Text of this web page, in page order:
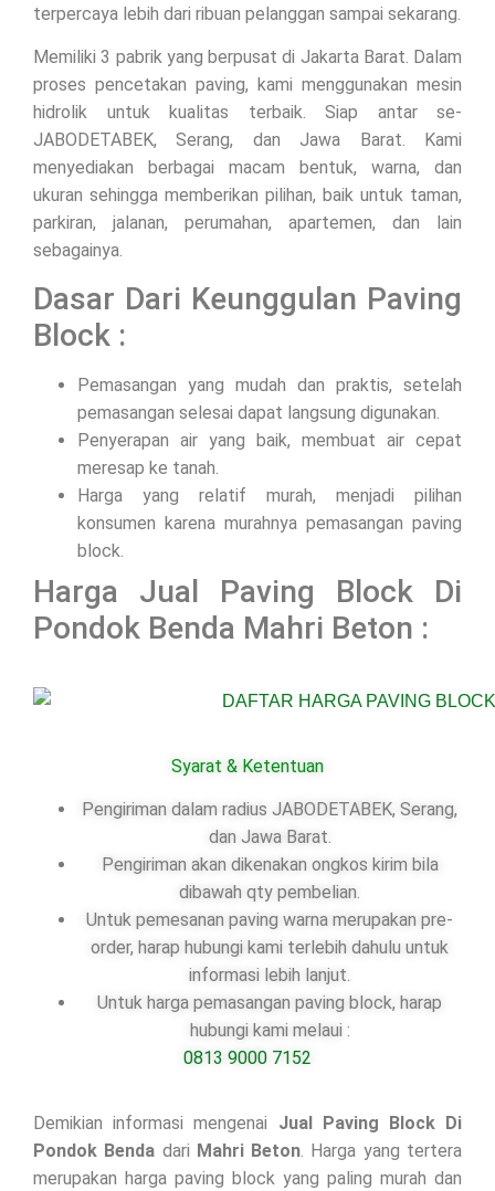
terpercaya lebih dari ribuan pelanggan sampai sekarang.
Memiliki 3 pabrik yang berpusat di Jakarta Barat. Dalam
proses pencetakan paving, kami menggunakan mesin
hidrolik untuk kualitas terbaik. Siap antar se-
JABODETABEK, Serang, dan Jawa Barat. Kami
menyediakan berbagai macam bentuk, warna, dan
ukuran sehingga memberikan pilihan, baik untuk taman,
parkiran, jalanan, perumahan, apartemen, dan lain
sebagainya.
Dasar Dari Keunggulan Paving
Block :
Pemasangan yang mudah dan praktis, setelah
pemasangan selesai dapat langsung digunakan.
Penyerapan air yang baik, membuat air cepat
meresap ke tanah.
Harga yang relatif murah, menjadi pilihan
konsumen karena murahnya pemasangan paving
block.
Harga Jual Paving Block Di
Pondok Benda Mahri Beton :
Syarat & Ketentuan
Pengiriman dalam radius JABODETABEK, Serang,
dan Jawa Barat.
Pengiriman akan dikenakan ongkos kirim bila
dibawah qty pembelian.
Untuk pemesanan paving warna merupakan pre-
order, harap hubungi kami terlebih dahulu untuk
informasi lebih lanjut.
Untuk harga pemasangan paving block, harap
hubungi kami melaui :
0813 9000 7152
Demikian informasi mengenai Jual Paving Block Di
Pondok Benda dari Mahri Beton. Harga yang tertera
merupakan harga paving block yang paling murah dan